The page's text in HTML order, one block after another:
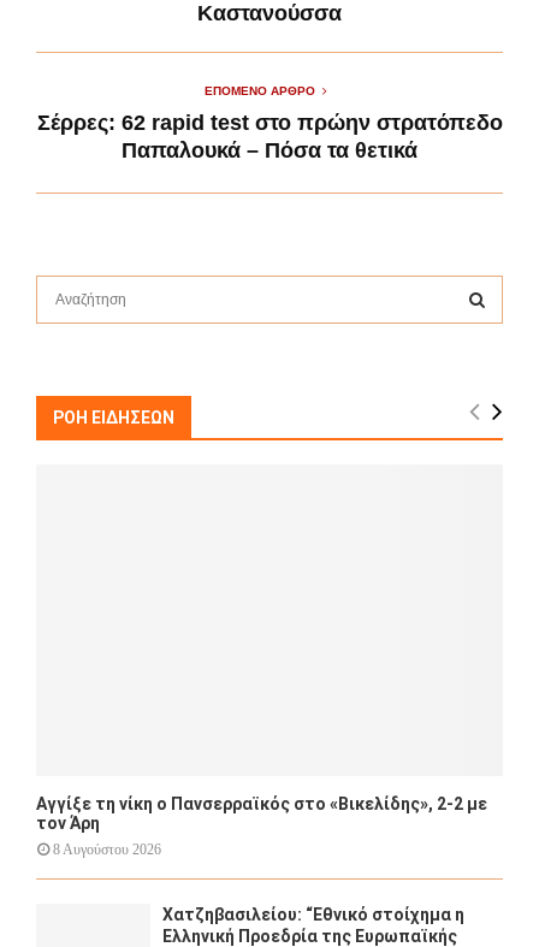
Καστανούσσα
ΕΠΌΜΕΝΟ ΆΡΘΡΟ
Σέρρες: 62 rapid test στο πρώην στρατόπεδο
Παπαλουκά – Πόσα τα θετικά
f
A
ΡΟΗ ΕΙΔΗΣΕΩΝ
Αγγίξε τη νίκη ο Πανσερραϊκός στο «Βικελίδης», 2-2 με
τον Άρη
8 Αυγούστου 2026
Χατζηβασιλείου: “Εθνικό στοίχημα η
Ελληνική Προεδρία της Ευρωπαϊκής